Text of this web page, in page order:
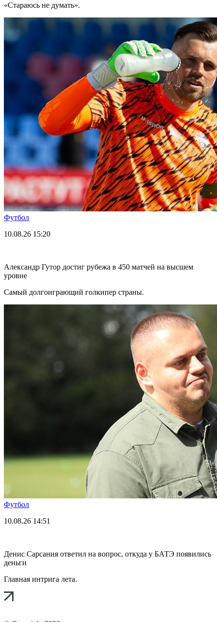
«Стараюсь не думать».
Футбол
10.08.26 15:20
Александр Гутор достиг рубежа в 450 матчей на высшем
уровне
Самый долгоиграющий голкипер страны.
Футбол
10.08.26 14:51
Денис Сарсания ответил на вопрос, откуда у БАТЭ появились
деньги
Главная интрига лета.